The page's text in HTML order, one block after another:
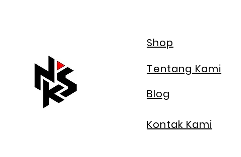
Shop
Tentang Kami
Blog
Kontak Kami